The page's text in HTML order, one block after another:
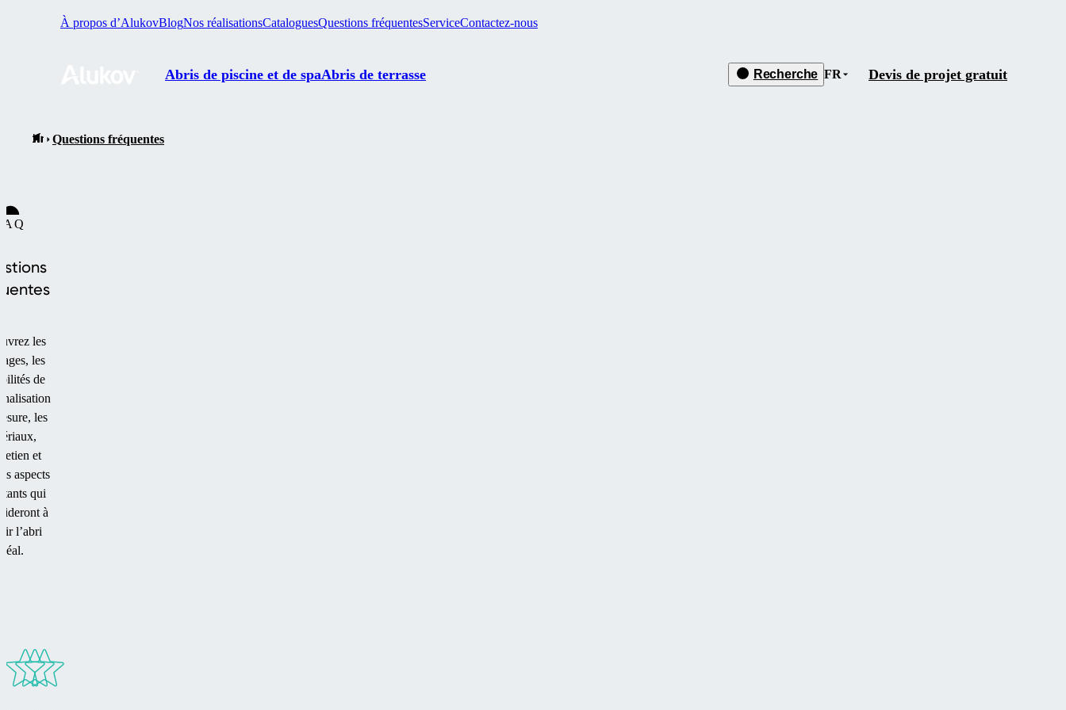
À propos d’AlukovBlogNos réalisationsCataloguesQuestions fréquentesServiceContactez-nous
Abris de piscine et de spaAbris de terrasse Recherche FR Devis de projet gratuit
Questions fréquentes
les
les
de
les
et
aspects
qui
à
l’abri